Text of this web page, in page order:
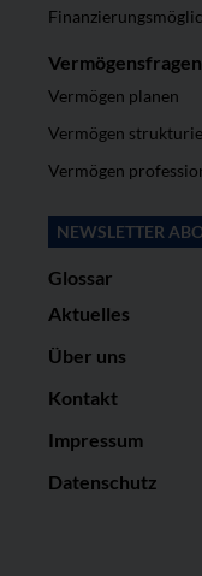
Vermögensfragen
Vermögen planen
Vermögen
Vermögen
NEWSLETTER
Glossar
Aktuelles
Über uns
Kontakt
Impressum
Datenschutz